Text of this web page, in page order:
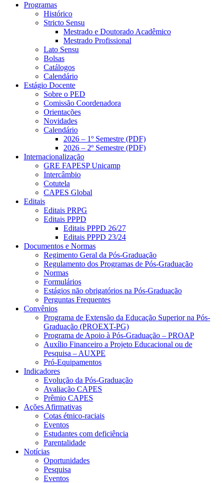
Programas
Histórico
Stricto Sensu
Mestrado e Doutorado Acadêmico
Mestrado Profissional
Lato Sensu
Bolsas
Catálogos
Calendário
Estágio Docente
Sobre o PED
Comissão Coordenadora
Orientações
Novidades
Calendário
2026 – 1º Semestre (PDF)
2026 – 2º Semestre (PDF)
Internacionalização
GRE FAPESP Unicamp
Intercâmbio
Cotutela
CAPES Global
Editais
Editais PRPG
Editais PPPD
Editais PPPD 26/27
Editais PPPD 23/24
Documentos e Normas
Regimento Geral da Pós-Graduação
Regulamento dos Programas de Pós-Graduação
Normas
Formulários
Estágios não obrigatórios na Pós-Graduação
Perguntas Frequentes
Convênios
Programa de Extensão da Educação Superior na Pós-
Graduação (PROEXT-PG)
Programa de Apoio à Pós-Graduação – PROAP
Auxílio Financeiro a Projeto Educacional ou de
Pesquisa – AUXPE
Pró-Equipamentos
Indicadores
Evolução da Pós-Graduação
Avaliação CAPES
Prêmio CAPES
Ações Afirmativas
Cotas étnico-raciais
Eventos
Estudantes com deficiência
Parentalidade
Notícias
Oportunidades
Pesquisa
Eventos